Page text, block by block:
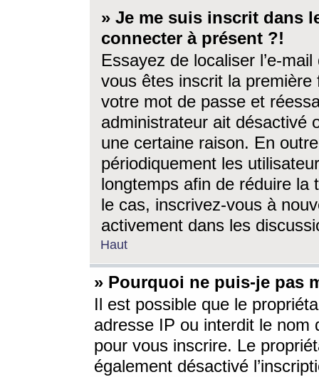
» Je me suis inscrit dans
connecter à présent ?!
Essayez de localiser l’e-
vous êtes inscrit la première
votre mot de passe et
administrateur ait désactivé
une certaine raison. En
périodiquement les
longtemps afin de réduire la
le cas, inscrivez-vous à
activement dans les
Haut
» Pourquoi ne puis-je pas
Il est possible que le
adresse IP ou interdit le nom
pour vous inscrire. Le
également désactivé